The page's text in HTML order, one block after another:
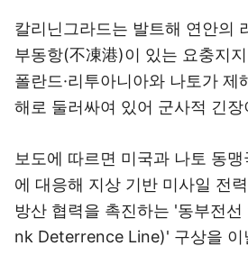
칼리닌그라드는 발트해 연안의
부동항(不凍港)이 있는 요충지
폴란드·리투아니아와 나토가 제
해로 둘러싸여 있어 군사적 긴
보도에 따르면 미국과 나토 동
에 대응해 지상 기반 미사일 전
방산 협력을 촉진하는 '동부전
nk Deterrence Line)' 구상을 이